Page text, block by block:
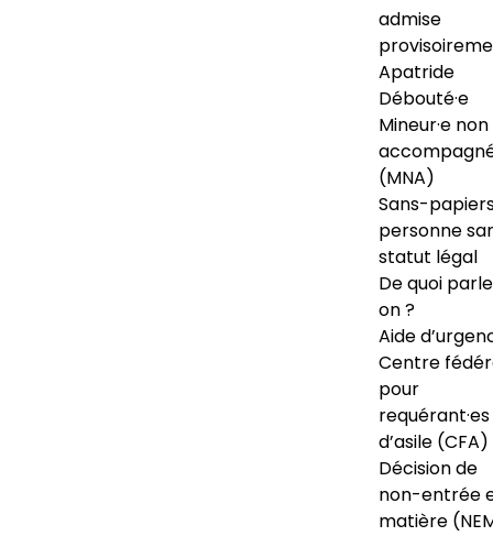
admise
Apatride
Débouté·e
Mineur·e non
(MNA)
Sans-
personne
statut légal
De quoi
on ?
Aide
Centre
pour
requérant·es
d’asile (CFA)
Décision de
non-entrée
matière